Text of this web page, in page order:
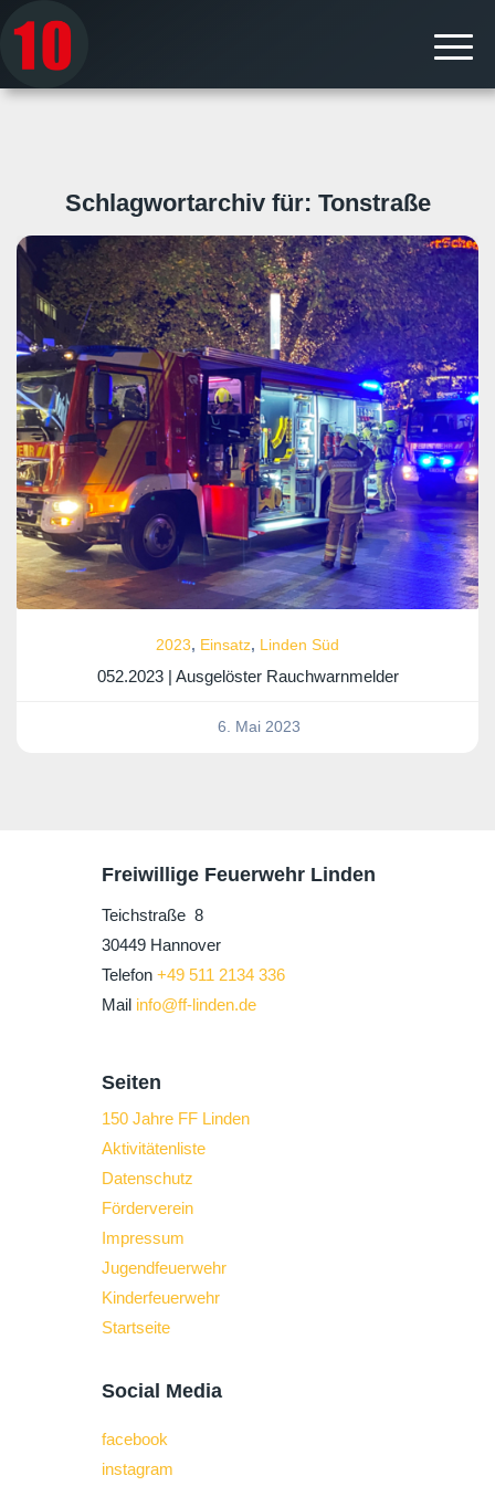
Schlagwortarchiv für: Tonstraße
2023, Einsatz, Linden Süd
052.2023 | Ausgelöster Rauchwarnmelder
6. Mai 2023
Freiwillige Feuerwehr Linden
Teichstraße 8
30449 Hannover
Telefon +49 511 2134 336
Mail info@ff-linden.de
Seiten
150 Jahre FF Linden
Aktivitätenliste
Datenschutz
Förderverein
Impressum
Jugendfeuerwehr
Kinderfeuerwehr
Startseite
Social Media
facebook
instagram